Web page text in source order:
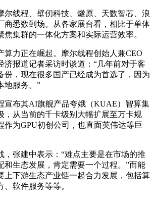
线程、壁仞科技、燧原、天数智芯、浪
商悉数到场。从各家展台看，相比于单体
焦集群的一体化方案和实际运营效率。
力正在崛起。摩尔线程创始人兼CEO
济报道记者采访时谈道：“几年前对于客
份，现在很多国产已经成为首选了，因为
地服务。”
布其AI旗舰产品夸娥（KUAE）智算集
，从当前的千卡级别大幅扩展至万卡规
作为GPU初创公司，也直面英伟达等巨
张建中表示：“难点主要是在市场的推
和生态发展，肯定需要一个过程。”而能
上下游生态产业链一起合力发展，包括算
软件服务等等。